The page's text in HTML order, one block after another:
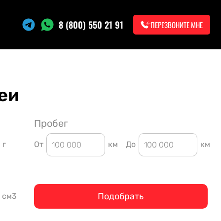
8 (800) 550 21 91 ПЕРЕЗВОНИТЕ МНЕ
г
Пробег
От км До км
см3 Подобрать